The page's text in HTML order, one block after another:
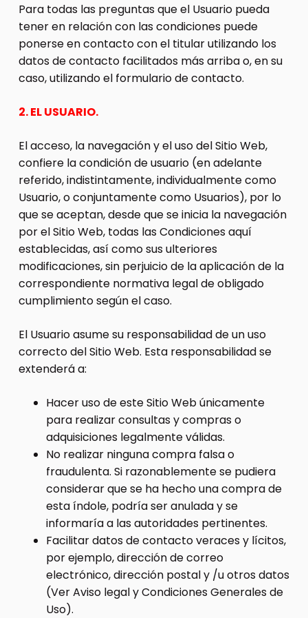
Para todas las preguntas que el Usuario pueda
tener en relación con las condiciones puede
ponerse en contacto con el titular utilizando los
datos de contacto facilitados más arriba o, en su
caso, utilizando el formulario de contacto.
2. EL USUARIO.
El acceso, la navegación y el uso del Sitio Web,
confiere la condición de usuario (en adelante
referido, indistintamente, individualmente como
Usuario, o conjuntamente como Usuarios), por lo
que se aceptan, desde que se inicia la navegación
por el Sitio Web, todas las Condiciones aquí
establecidas, así como sus ulteriores
modificaciones, sin perjuicio de la aplicación de la
correspondiente normativa legal de obligado
cumplimiento según el caso.
El Usuario asume su responsabilidad de un uso
correcto del Sitio Web. Esta responsabilidad se
extenderá a:
Hacer uso de este Sitio Web únicamente
para realizar consultas y compras o
adquisiciones legalmente válidas.
No realizar ninguna compra falsa o
fraudulenta. Si razonablemente se pudiera
considerar que se ha hecho una compra de
esta índole, podría ser anulada y se
informaría a las autoridades pertinentes.
Facilitar datos de contacto veraces y lícitos,
por ejemplo, dirección de correo
electrónico, dirección postal y /u otros datos
(Ver Aviso legal y Condiciones Generales de
Uso).